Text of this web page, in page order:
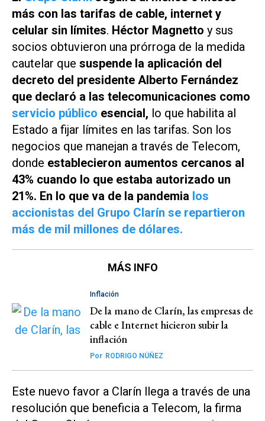
más con las tarifas de cable, internet y
celular sin límites. Héctor Magnetto y sus
socios obtuvieron una prórroga de la medida
cautelar que suspende la aplicación del
decreto del presidente Alberto Fernández
que declaró a las telecomunicaciones como
servicio público esencial, lo que habilita al
Estado a fijar límites en las tarifas. Son los
negocios que manejan a través de Telecom,
donde establecieron aumentos cercanos al
43% cuando lo que estaba autorizado un
21%. En lo que va de la pandemia los
accionistas del Grupo Clarín se repartieron
más de mil millones de dólares.
MÁS INFO
Inflación
De la mano de Clarín, las empresas de
cable e Internet hicieron subir la
inflación
Por RODRIGO NÚÑEZ
Este nuevo favor a Clarín llega a través de una
resolución que beneficia a Telecom, la firma